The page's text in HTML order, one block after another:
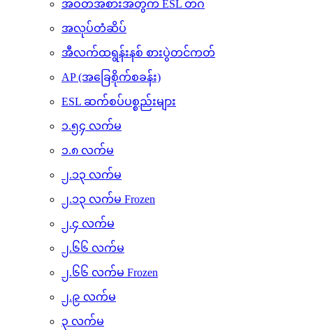
အဝတ်အစားအတွက် ESL တဂ်
အလုပ်တံဆိပ်
အီလက်ထရွန်းနစ် စားပွဲတင်ကတ်
AP (အခြေစိုက်စခန်း)
ESL ဆက်စပ်ပစ္စည်းများ
၁.၅၄ လက်မ
၁.၈ လက်မ
၂.၁၃ လက်မ
၂.၁၃ လက်မ Frozen
၂.၄ လက်မ
၂.၆၆ လက်မ
၂.၆၆ လက်မ Frozen
၂.၉ လက်မ
၃ လက်မ